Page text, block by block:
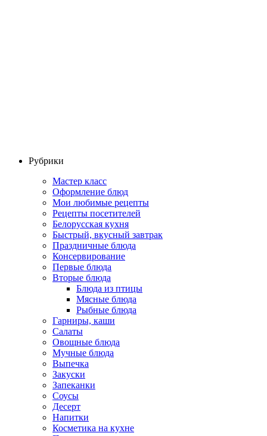
Рубрики
Мастер класс
Оформление блюд
Мои любимые рецепты
Рецепты посетителей
Белорусская кухня
Быстрый, вкусный завтрак
Праздничные блюда
Консервирование
Первые блюда
Вторые блюда
Блюда из птицы
Мясные блюда
Рыбные блюда
Гарниры, каши
Салаты
Овощные блюда
Мучные блюда
Выпечка
Закуски
Запеканки
Соусы
Десерт
Напитки
Косметика на кухне